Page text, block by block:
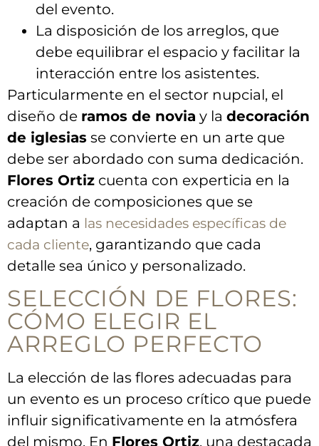
del evento.
La ⁢disposición de ⁢los arreglos, ‌que
debe equilibrar⁢ el espacio y facilitar la
interacción entre‌ los asistentes.
Particularmente en el ⁤sector nupcial, el
‍diseño de ramos de novia y la decoración
de iglesias se convierte en un ​arte que
debe⁤ ser abordado con ⁢suma dedicación.
Flores Ortiz cuenta con experticia en la
creación de composiciones que se
adaptan a las necesidades específicas de
cada cliente, garantizando que⁣ cada
detalle sea único y personalizado.
SELECCIÓN⁢ DE FLORES:
CÓMO ELEGIR EL
‍ARREGLO PERFECTO
La elección de⁣ las flores adecuadas para
un evento es‍ un proceso crítico ⁢que⁣ puede​
influir significativamente en la atmósfera
del mismo. En Flores ⁢Ortiz, una destacada